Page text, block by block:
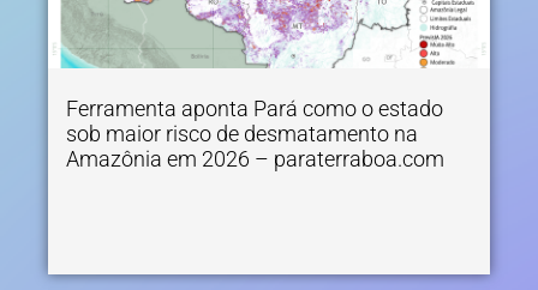
Ferramenta aponta Pará como o estado
sob maior risco de desmatamento na
Amazônia em 2026 – paraterraboa.com